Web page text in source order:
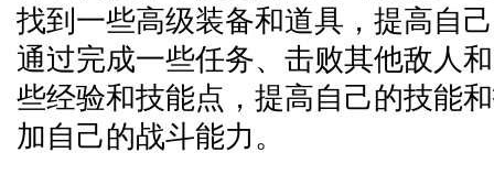
找到一些高级装备和道具，提高自
通过完成一些任务、击败其他敌人
些经验和技能点，提高自己的技能
加自己的战斗能力。